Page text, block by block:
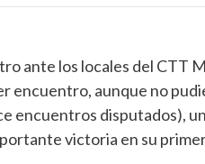
ante los locales del CTT
encuentro, aunque no
encuentros disputados),
victoria en su